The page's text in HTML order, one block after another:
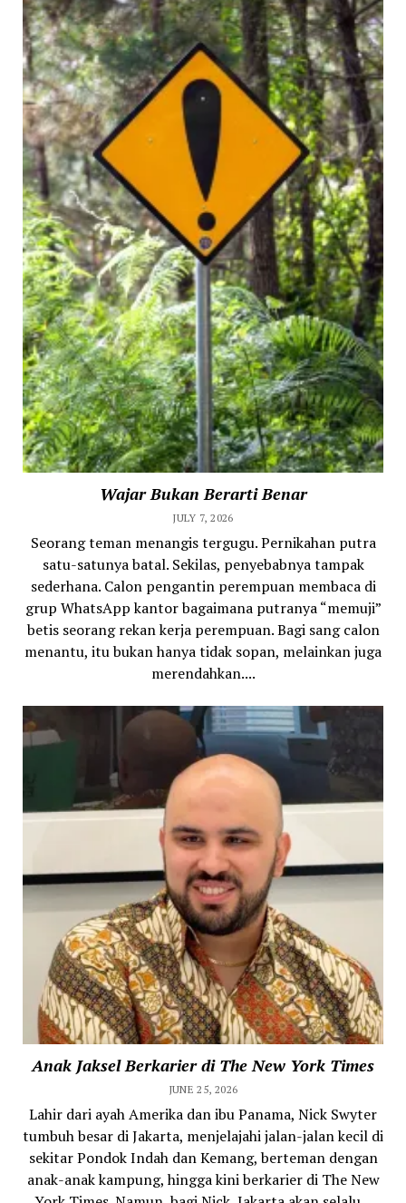
Wajar Bukan Berarti Benar
JULY 7, 2026
Seorang teman menangis tergugu. Pernikahan putra
satu-satunya batal. Sekilas, penyebabnya tampak
sederhana. Calon pengantin perempuan membaca di
grup WhatsApp kantor bagaimana putranya “memuji”
betis seorang rekan kerja perempuan. Bagi sang calon
menantu, itu bukan hanya tidak sopan, melainkan juga
merendahkan....
Anak Jaksel Berkarier di The New York Times
JUNE 25, 2026
Lahir dari ayah Amerika dan ibu Panama, Nick Swyter
tumbuh besar di Jakarta, menjelajahi jalan-jalan kecil di
sekitar Pondok Indah dan Kemang, berteman dengan
anak-anak kampung, hingga kini berkarier di The New